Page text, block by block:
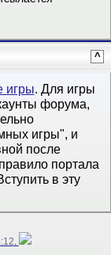
^
игры. Для игры
форума,
игры", и
после
портала
в эту
.